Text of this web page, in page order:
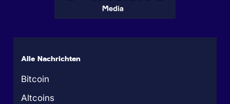
Alle Nachrichten
Bitcoin
Altcoins